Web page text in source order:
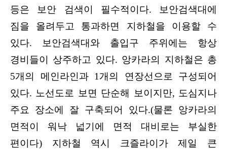
등은 보안 검색이 필수적이다. 보안검색대에
짐을 올려두고 통과하면 지하철을 이용할 수
있다. 보안검색대와 출입구 주위에는 항상
경비들이 상주하고 있다. 앙카라의 지하철은 총
5개의 메인라인과 1개의 연장선으로 구성되어
있다. 노선도로 보면 단순해 보이지만, 도심지나
주요 장소에 잘 구축되어 있다.(물론 앙카라의
면적이 워낙 넓기에 면적 대비로는 부실한
편이다) 지하철 역시 크즐라이가 제일 큰